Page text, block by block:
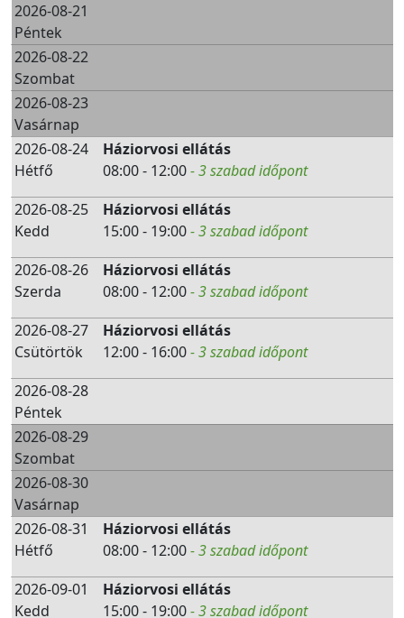
2026-08-21
Péntek
2026-08-22
Szombat
2026-08-23
Vasárnap
2026-08-24
Hétfő
Háziorvosi ellátás
08:00 - 12:00- 3 szabad időpont
2026-08-25
Kedd
Háziorvosi ellátás
15:00 - 19:00- 3 szabad időpont
2026-08-26
Szerda
Háziorvosi ellátás
08:00 - 12:00- 3 szabad időpont
2026-08-27
Csütörtök
Háziorvosi ellátás
12:00 - 16:00- 3 szabad időpont
2026-08-28
Péntek
2026-08-29
Szombat
2026-08-30
Vasárnap
2026-08-31
Hétfő
Háziorvosi ellátás
08:00 - 12:00- 3 szabad időpont
2026-09-01
Kedd
Háziorvosi ellátás
15:00 - 19:00- 3 szabad időpont